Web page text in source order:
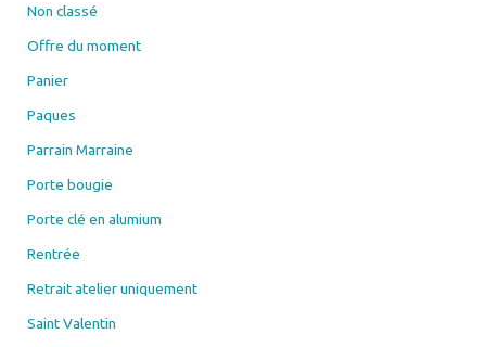
Non classé
Offre du moment
Panier
Paques
Parrain Marraine
Porte bougie
Porte clé en alumium
Rentrée
Retrait atelier uniquement
Saint Valentin